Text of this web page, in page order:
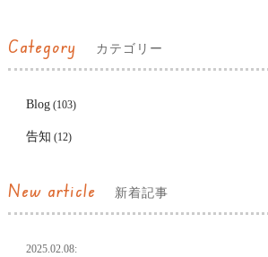
Category カテゴリー
Blog(103)
告知 (12)
New article 新着記事
2025.02.08: